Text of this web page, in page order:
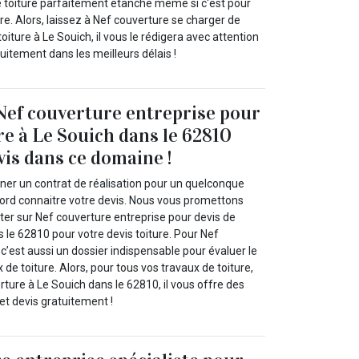
toiture parfaitement étanche même si c'est pour
Alors, laissez à Nef couverture se charger de
à Le Souich, il vous le rédigera avec attention
dans les meilleurs délais !
couverture entreprise pour
à Le Souich dans le 62810
dans ce domaine !
un contrat de réalisation pour un quelconque
connaitre votre devis. Nous vous promettons
sur Nef couverture entreprise pour devis de
le 62810 pour votre devis toiture. Pour Nef
aussi un dossier indispensable pour évaluer le
toiture. Alors, pour tous vos travaux de toiture,
à Le Souich dans le 62810, il vous offre des
devis gratuitement !